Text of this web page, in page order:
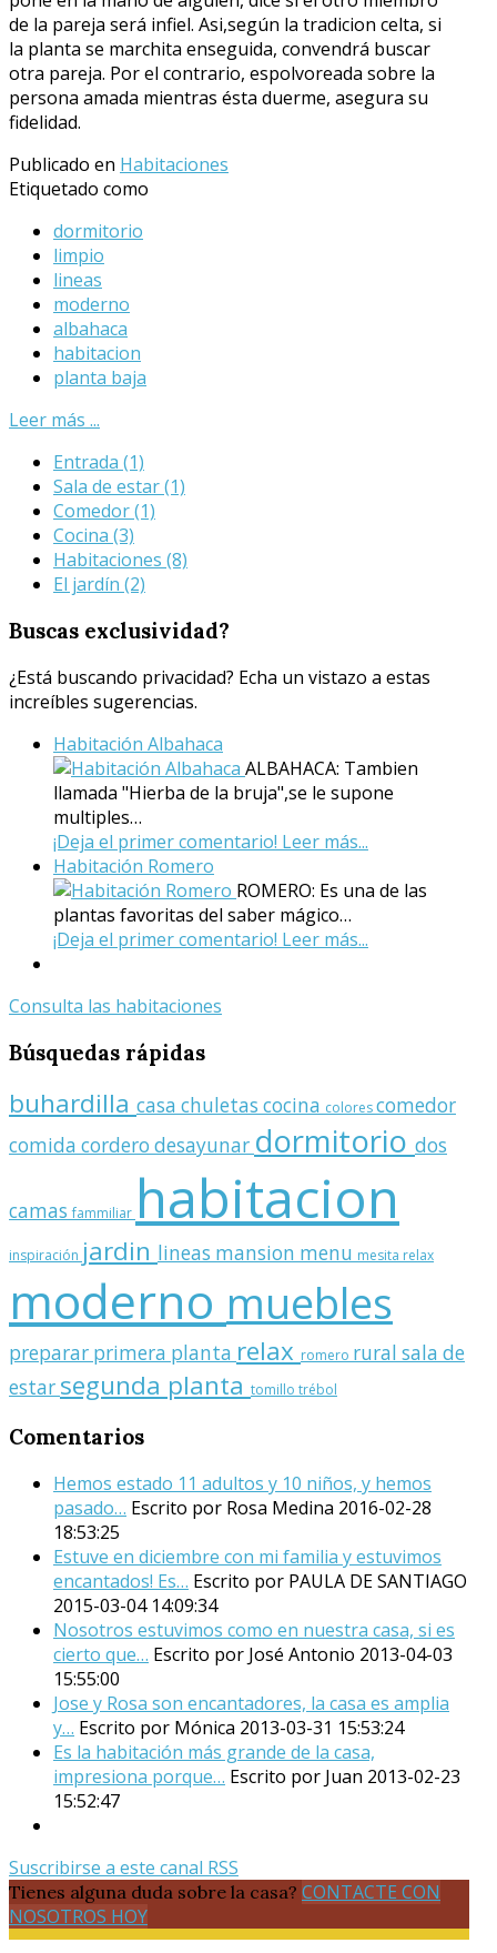
de la pareja será infiel. Asi,según la tradicion celta, si
la planta se marchita enseguida, convendrá buscar
otra pareja. Por el contrario, espolvoreada sobre la
persona amada mientras ésta duerme, asegura su
fidelidad.
Publicado en Habitaciones
Etiquetado como
dormitorio
limpio
lineas
moderno
albahaca
habitacion
planta baja
Leer más ...
Entrada (1)
Sala de estar(1)
Comedor(1)
Cocina (3)
Habitaciones (8)
El jardín (2)
Buscas exclusividad?
¿Está buscando privacidad? Echa un vistazo a estas
increíbles sugerencias.
Habitación Albahaca
ALBAHACA: Tambien
llamada "Hierba de la bruja",se le supone
multiples…
¡Deja el primer comentario! Leer más...
Habitación Romero
ROMERO: Es una de las
plantas favoritas del saber mágico…
¡Deja el primer comentario! Leer más...
Consulta las habitaciones
Búsquedas rápidas
buhardilla casa chuletas cocina colorescomedor
comida cordero desayunar dormitorio dos
camasfammiliar habitacion
inspiración jardin lineas mansion menu mesita relax
moderno muebles
preparar primera planta relax romero rural sala de
estar segunda planta tomillo trébol
Comentarios
Hemos estado 11 adultos y 10 niños, y hemos
pasado… Escrito por Rosa Medina 2016-02-28
18:53:25
Estuve en diciembre con mi familia y estuvimos
encantados! Es… Escrito por PAULA DE SANTIAGO
2015-03-04 14:09:34
Nosotros estuvimos como en nuestra casa, si es
cierto que… Escrito por José Antonio 2013-04-03
15:55:00
Jose y Rosa son encantadores, la casa es amplia
y… Escrito por Mónica 2013-03-31 15:53:24
Es la habitación más grande de la casa,
impresiona porque… Escrito por Juan 2013-02-23
15:52:47
Suscribirse a este canal RSS
Tienes alguna duda sobre la casa? CONTACTE CON
NOSOTROS HOY